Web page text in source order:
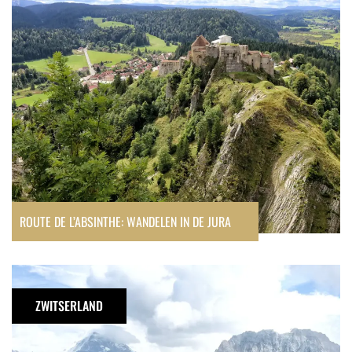
in
de
Jura
ROUTE DE L’ABSINTHE: WANDELEN IN DE JURA
Wandeling
de
ZWITSERLAND